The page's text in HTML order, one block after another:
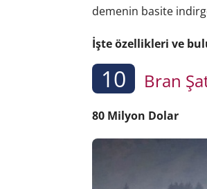
demenin basite
İşte özellikleri ve
10 Bran
80 Milyon Dolar